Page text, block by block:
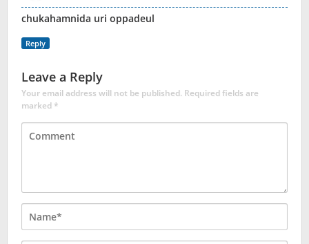
chukahamnida uri oppadeul
Reply
Leave a Reply
Your email address will not be published. Required fields are
marked*